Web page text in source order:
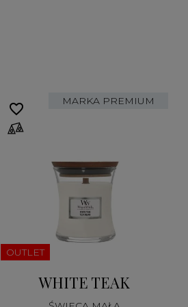
MARKA PREMIUM
OUTLET
WHITE TEAK
favorite_border